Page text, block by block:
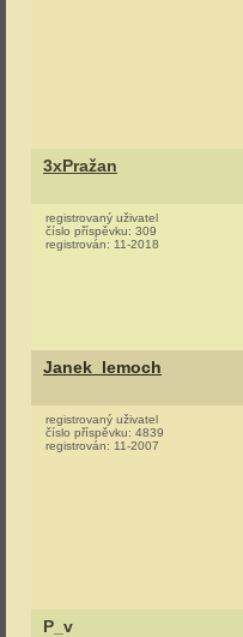
3xPražan
registrovaný uživatel
číslo příspěvku: 309
registrován: 11-2018
Janek_lemoch
registrovaný uživatel
číslo příspěvku: 4839
registrován: 11-2007
P_v